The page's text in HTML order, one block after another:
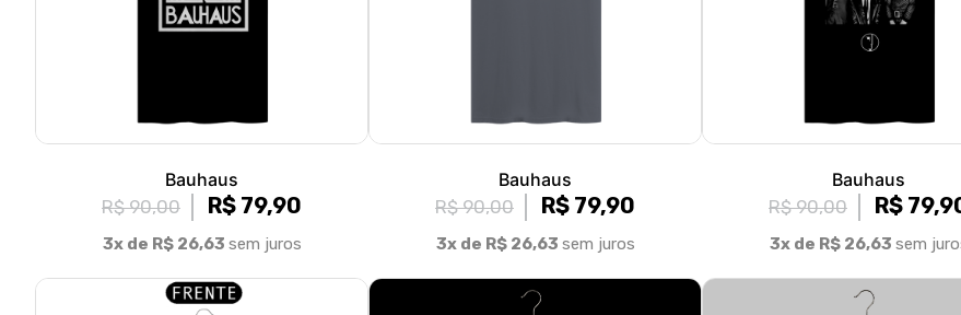
Bauhaus
R$ 90,00
R$ 79,90
3x de R$ 26,63 sem juros
Bauhaus
R$ 90,00
R$ 79,90
3x de R$ 26,63 sem juros
Bauhaus
R$ 90,00
R$
3x de R$ 26,63 sem